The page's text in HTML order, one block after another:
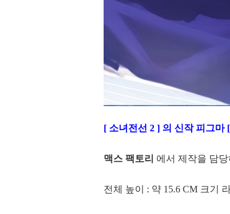
[ 소녀전선 2 ] 의 신작 피그마
맥스 팩토리 에서 제작을 담
전체 높이 : 약 15.6 CM 크기